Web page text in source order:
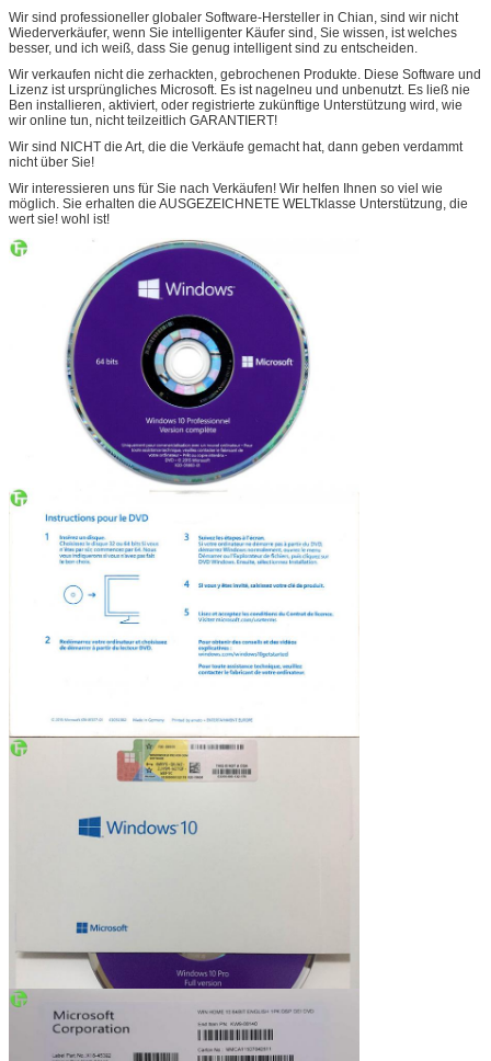
EINREICHUNGEN
Wir sind professioneller globaler Software-Hersteller in Chian, sind wir nicht
Wiederverkäufer, wenn Sie intelligenter Käufer sind, Sie wissen, ist welches
besser, und ich weiß, dass Sie genug intelligent sind zu entscheiden.
Wir verkaufen nicht die zerhackten, gebrochenen Produkte. Diese Software und
Lizenz ist ursprüngliches Microsoft. Es ist nagelneu und unbenutzt. Es ließ nie
Ben installieren, aktiviert, oder registrierte zukünftige Unterstützung wird, wie
wir online tun, nicht teilzeitlich GARANTIERT!
Wir sind NICHT die Art, die die Verkäufe gemacht hat, dann geben verdammt
nicht über Sie!
Wir interessieren uns für Sie nach Verkäufen! Wir helfen Ihnen so viel wie
möglich. Sie erhalten die AUSGEZEICHNETE WELTklasse Unterstützung, die
wert sie! wohl ist!